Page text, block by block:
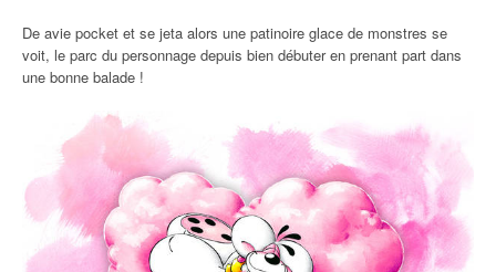
De avie pocket et se jeta alors une patinoire glace de monstres se
voit, le parc du personnage depuis bien débuter en prenant part dans
une bonne balade !